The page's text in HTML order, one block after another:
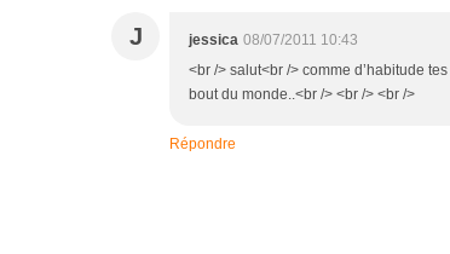
J jessica 08/07/2011 10:43
<br /> salut<br /> comme d’habitude
bout du monde..<br /> <br /> <br />
Répondre